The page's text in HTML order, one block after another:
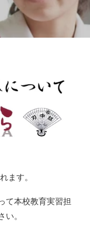
ます。
て本校教育実習担
。